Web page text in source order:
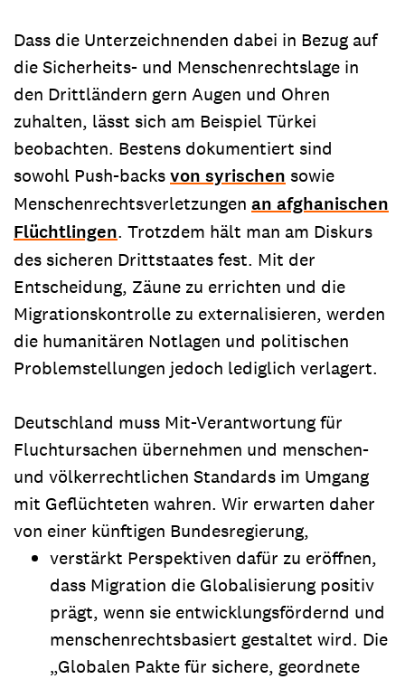
Dass die Unterzeichnenden dabei in Bezug auf
die Sicherheits- und Menschenrechtslage in
den Drittländern gern Augen und Ohren
zuhalten, lässt sich am Beispiel Türkei
beobachten. Bestens dokumentiert sind
sowohl Push-backsvon syrischen sowie
Menschenrechtsverletzungen an afghanischen
Flüchtlingen. Trotzdem hält man am Diskurs
des sicheren Drittstaates fest. Mit der
Entscheidung, Zäune zu errichten und die
Migrationskontrolle zu externalisieren, werden
die humanitären Notlagen und politischen
Problemstellungen jedoch lediglich verlagert.
Deutschland muss Mit-Verantwortung für
Fluchtursachen übernehmen und menschen-
und völkerrechtlichen Standards im Umgang
mit Geflüchteten wahren. Wir erwarten daher
von einer künftigen Bundesregierung,
verstärkt Perspektiven dafür zu eröffnen,
dass Migration die Globalisierung positiv
prägt, wenn sie entwicklungsfördernd und
menschenrechtsbasiert gestaltet wird. Die
„Globalen Pakte für sichere, geordnete